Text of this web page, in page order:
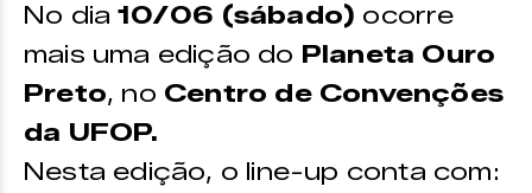
No dia10/06 (sábado) ocorre
mais uma edição do Planeta Ouro
Preto, no Centro de Convenções
da UFOP.
Nesta edição, o line-up conta com: